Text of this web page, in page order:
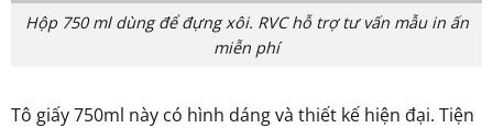
Hộp 750 ml dùng để đựng xôi. RVC hỗ trợ tư vấn mẫu in ấn
miễn phí
Tô giấy 750ml này có hình dáng và thiết kế hiện đại. Tiện